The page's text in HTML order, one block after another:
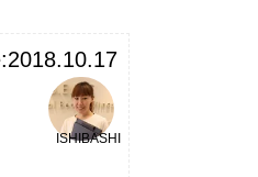
ISHIBASHI